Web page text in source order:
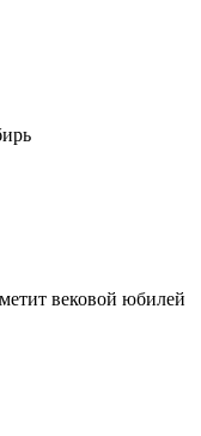
вековой юбилей